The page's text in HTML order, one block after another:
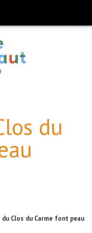
du
Clos du Carme font peau